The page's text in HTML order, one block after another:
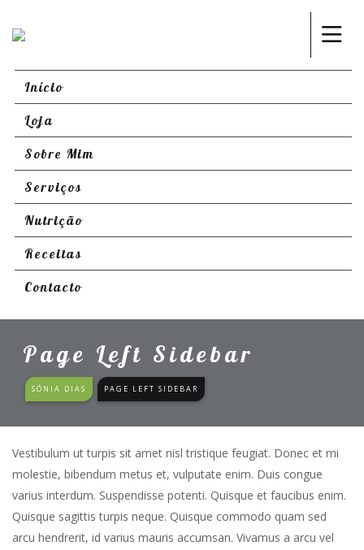
Início
Loja
Sobre Mim
Serviços
Nutrição
Receitas
Contacto
Page Left Sidebar
SÓNIA DIAS PAGE LEFT SIDEBAR
Vestibulum ut turpis sit amet nisl tristique feugiat. Donec et mi
molestie, bibendum metus et, vulputate enim. Duis congue
varius interdum. Suspendisse potenti. Quisque et faucibus enim.
Quisque sagittis turpis neque. Quisque commodo quam sed
arcu hendrerit, id varius mauris accumsan. Vivamus a arcu vel